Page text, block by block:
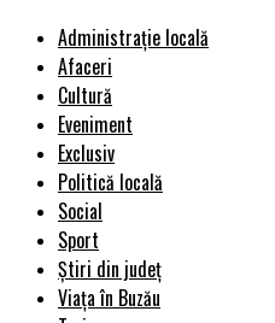
Administrație locală
Afaceri
Cultură
Eveniment
Exclusiv
Politică locală
Social
Sport
Știri din județ
Viața în Buzău